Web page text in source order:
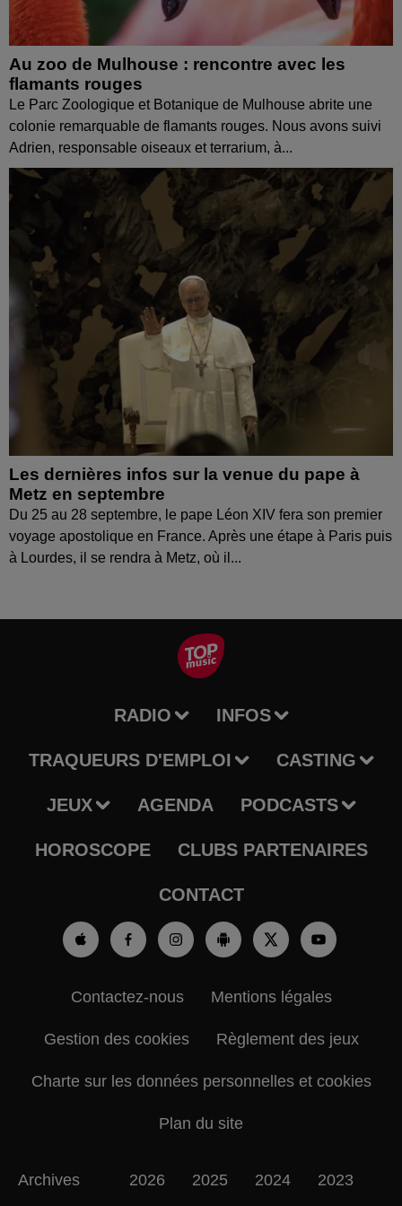
Au zoo de Mulhouse : rencontre avec les
flamants rouges
Le Parc Zoologique et Botanique de Mulhouse abrite une
colonie remarquable de flamants rouges. Nous avons suivi
Adrien, responsable oiseaux et terrarium, à...
Les dernières infos sur la venue du pape à
Metz en septembre
Du 25 au 28 septembre, le pape Léon XIV fera son premier
voyage apostolique en France. Après une étape à Paris puis
à Lourdes, il se rendra à Metz, où il...
RADIO INFOS
TRAQUEURS D'EMPLOI CASTING
JEUX AGENDA PODCASTS
HOROSCOPE CLUBS PARTENAIRES
CONTACT
Contactez-nous Mentions légales
Gestion des cookies Règlement des jeux
Charte sur les données personnelles et cookies
Plan du site
Archives 2026 2025 2024 2023